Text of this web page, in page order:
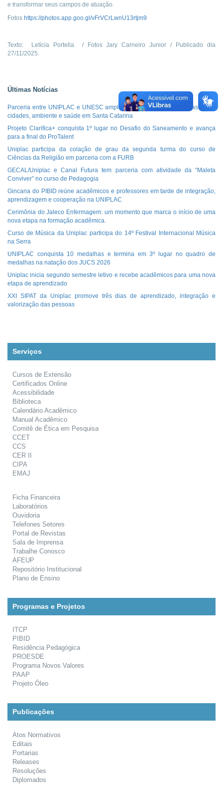
e transformar seus campos de atuação.
Fotos https://photos.app.goo.gl/vFrVCrLwnU13rtjm9
Texto: Letícia Portella / Fotos Jary Carneiro Junior / Publicado dia
27/11/2025.
Últimas Notícias
Parceria entre UNIPLAC e UNESC amplia cooperação em pesquisas sobre
cidades, ambiente e saúde em Santa Catarina
Projeto Clarifica+ conquista 1º lugar no Desafio do Saneamento e avança
para a final do ProTalent
Uniplac participa da colação de grau da segunda turma do curso de
Ciências da Religião em parceria com a FURB
GECAL/Uniplac e Canal Futura tem parceria com atividade da “Maleta
Conviver” no curso de Pedagogia
Gincana do PIBID reúne acadêmicos e professores em tarde de integração,
aprendizagem e cooperação na UNIPLAC
Cerimônia do Jaleco Enfermagem: um momento que marca o início de uma
nova etapa na formação acadêmica.
Curso de Música da Uniplac participa do 14º Festival Internacional Música
na Serra
UNIPLAC conquista 10 medalhas e termina em 3º lugar no quadro de
medalhas na natação dos JUCS 2026
Uniplac inicia segundo semestre letivo e recebe acadêmicos para uma nova
etapa de aprendizado
XXI SIPAT da Uniplac promove três dias de aprendizado, integração e
valorização das pessoas
Serviços
Cursos de Extensão
Certificados Online
Acessibilidade
Biblioteca
Calendário Acadêmico
Manual Acadêmico
Comitê de Ética em Pesquisa
CCET
CCS
CER II
CIPA
EMAJ
Ficha Financeira
Laboratórios
Ouvidoria
Telefones Setores
Portal de Revistas
Sala de Imprensa
Trabalhe Conosco
AFEUP
Repositório Institucional
Plano de Ensino
Programas e Projetos
ITCP
PIBID
Residência Pedagógica
PROESDE
Programa Novos Valores
PAAP
Projeto Óleo
Publicações
Atos Normativos
Editais
Portarias
Releases
Resoluções
Diplomados